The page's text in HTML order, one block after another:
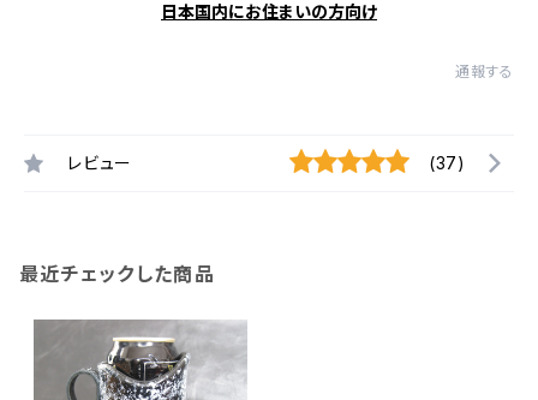
日本国内にお住まいの方向け
通報する
レビュー (37)
最近チェックした商品